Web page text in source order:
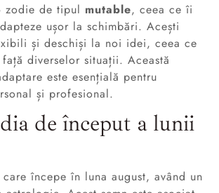
zodie de tipul mutable, ceea ce îi
ușor la schimbări. Acești
și deschiși la noi idei, ceea ce
diverselor situații. Această
este esențială pentru
și profesional.
de început a lunii
începe în luna august, având un